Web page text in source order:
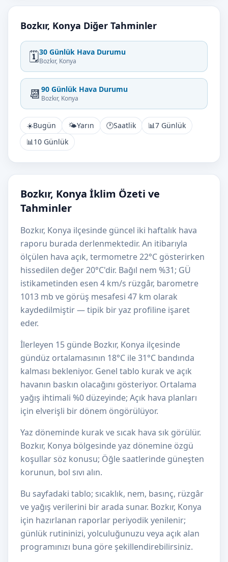
Bozkır, Konya Diğer Tahminler
🗓️30 Günlük Hava Durumu
Bozkır, Konya
📆 90 Günlük Hava Durumu
Bozkır, Konya
☀️Bugün 🌤️Yarın 🕐Saatlik 📊7 Günlük
📊10 Günlük
Bozkır, Konya İklim Özeti ve
Tahminler
Bozkır, Konya ilçesinde güncel iki haftalık hava
raporu burada derlenmektedir. An itibarıyla
ölçülen hava açık, termometre 22°C gösterirken
hissedilen değer 20°C'dir. Bağıl nem %31; GÜ
istikametinden esen 4 km/s rüzgâr, barometre
1013 mb ve görüş mesafesi 47 km olarak
kaydedilmiştir — tipik bir yaz profiline işaret
eder.
İlerleyen 15 günde Bozkır, Konya ilçesinde
gündüz ortalamasının 18°C ile 31°C bandında
kalması bekleniyor. Genel tablo kurak ve açık
havanın baskın olacağını gösteriyor. Ortalama
yağış ihtimali %0 düzeyinde; Açık hava planları
için elverişli bir dönem öngörülüyor.
Yaz döneminde kurak ve sıcak hava sık görülür.
Bozkır, Konya bölgesinde yaz dönemine özgü
koşullar söz konusu; Öğle saatlerinde güneşten
korunun, bol sıvı alın.
Bu sayfadaki tablo; sıcaklık, nem, basınç, rüzgâr
ve yağış verilerini bir arada sunar. Bozkır, Konya
için hazırlanan raporlar periyodik yenilenir;
günlük rutininizi, yolculuğunuzu veya açık alan
programınızı buna göre şekillendirebilirsiniz.